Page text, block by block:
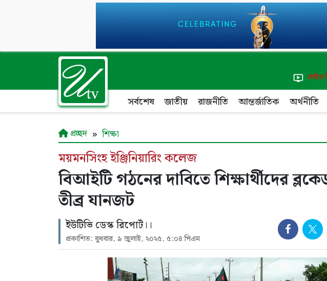
লাইভ
সর্বশেষ জাতীয় রাজনীতি আন্তর্জাতিক অর্থনীতি
প্রচ্ছদ শিক্ষা
ময়মনসিংহ ইঞ্জিনিয়ারিং কলেজ
বিআইটি গঠনের দাবিতে শিক্ষার্থীদের
তীব্র যানজট
ইউটিভি ডেস্ক রিপোর্ট।।
প্রকাশিত: বুধবার, ৯ জুলাই, ২০২৫, ৫:০৪ পিএম